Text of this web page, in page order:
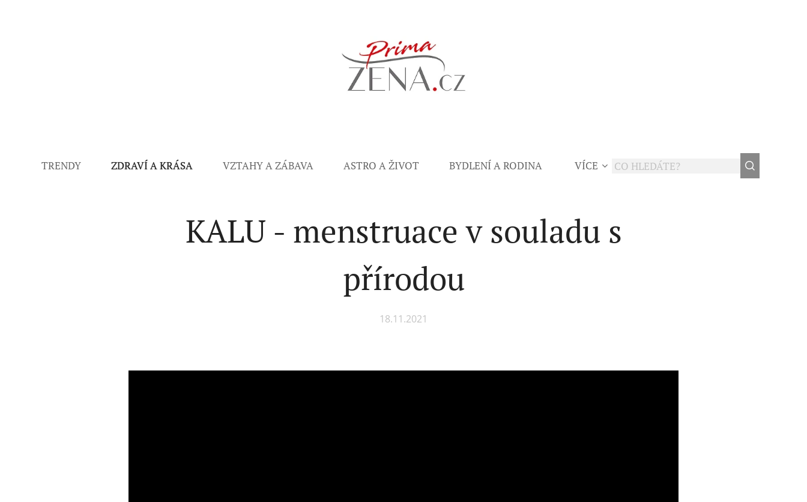
TRENDY ZDRAVÍ A KRÁSA VZTAHY A ZÁBAVA ASTRO A ŽIVOT BYDLENÍ A RODINA VÍCE
KALU - menstruace v souladu s
přírodou
18.11.2021